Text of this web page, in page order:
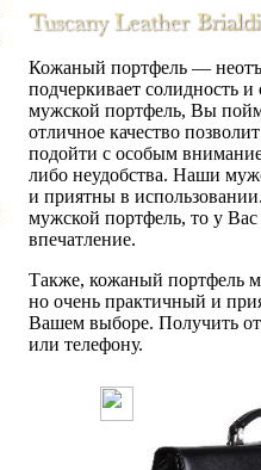
Кожаный портфель —
подчеркивает солидность
мужской портфель, Вы
отличное качество
подойти с особым
либо неудобства. Наши
и приятны в
мужской портфель, то у Вас
впечатление.
Также, кожаный портфель
но очень практичный и
Вашем выборе. Получить
или телефону.